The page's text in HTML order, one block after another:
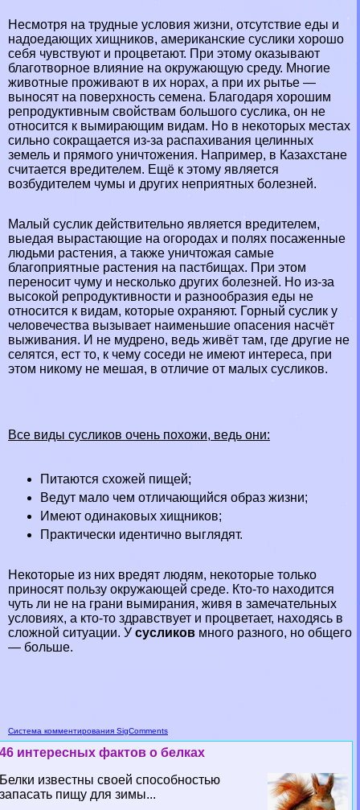
Несмотря на трудные условия жизни, отсутствие еды и
надоедающих хищников, американские суслики хорошо
себя чувствуют и процветают. При этому оказывают
благотворное влияние на окружающую среду. Многие
животные проживают в их норах, а при их рытье —
выносят на поверхность семена. Благодаря хорошим
репродуктивным свойствам большого суслика, он не
относится к вымирающим видам. Но в некоторых местах
сильно сокращается из-за распахивания целинных
земель и прямого уничтожения. Например, в Казахстане
считается вредителем. Ещё к этому является
возбудителем чумы и других неприятных болезней.
Малый суслик действительно является вредителем,
выедая вырастающие на огородах и полях посаженные
людьми растения, а также уничтожая самые
благоприятные растения на пастбищах. При этом
переносит чуму и несколько других болезней. Но из-за
высокой репродуктивности и разнообразия еды не
относится к видам, которые охраняют. Горный суслик у
человечества вызывает наименьшие опасения насчёт
выживания. И не мудрено, ведь живёт там, где другие не
селятся, ест то, к чему соседи не имеют интереса, при
этом никому не мешая, в отличие от малых сусликов.
Все виды сусликов очень похожи, ведь они:
Питаются схожей пищей;
Ведут мало чем отличающийся образ жизни;
Имеют одинаковых хищников;
Пpaктически идентично выглядят.
Некоторые из них вредят людям, некоторые только
приносят пользу окружающей среде. Кто-то находится
чуть ли не на грани вымирания, живя в замечательных
условиях, а кто-то здравствует и процветает, находясь в
сложной ситуации. У сусликов много разного, но общего
— больше.
Система комментирования SigComments
46 интересных фактов о белках
Белки известны своей способностью
запасать пищу для зимы...